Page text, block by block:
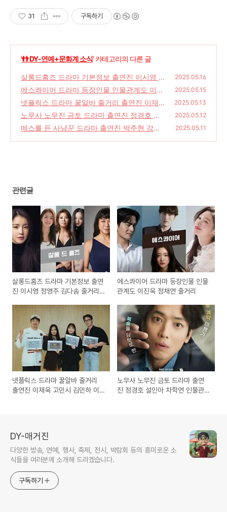
31 구독하기
'👬 DY-연예+문화계 소식' 카테고리의 다른 글
살롱드홈즈 드라마 기본정보 출연진 이시영 정
영주 김다솜 줄거리 촬영지 당신의 맛 후속
2)
2025.05.16
에스콰이어 드라마 등장인물 인물관계도 이진
욱 정채연 줄거리
(28)
2025.05.15
넷플릭스 드라마 꿀알바 줄거리 출연진 이재욱
고민시 김민하 이희준
(28)
2025.05.13
노무사 노무진 금토 드라마 출연진 정경호 설
인아 차학연 인물관계도 바니와 오빠들 후속
2025.05.12
메스를 든 사냥꾼 드라마 출연진 박주현 강훈
2025.05.11
관련글
살롱드홈즈 드라마 기본정보 출연
진 이시영 정영주 김다솜 줄거리
에스콰이어 드라마 등장인물 인물
관계도 이진욱 정채연 줄거리
넷플릭스 드라마 꿀알바 줄거리
출연진 이재욱 고민시 김민하 이
노무사 노무진 금토 드라마 출연
진 정경호 설인아 차학연 인물관
DY-매거진
다양한 방송, 연예, 행사, 축제, 전시, 박람회 등의 흥미로운 소
식들을 여러분께 소개해 드리겠습니다.
구독하기